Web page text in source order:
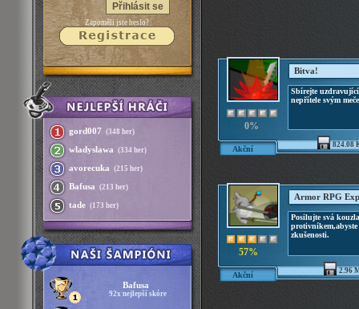
Přihlásit se
Zapoměli jste heslo?
gord007 (348 her)
wladyslawa (334 her)
avorecuka (215 her)
Bafusa (213 her)
tade (173 her)
Bafusa
92x nejlepší skóre
0%
Bitva!
Sbírejte
nepřítele svým
Akční 824.08
57%
Armor RPG
Posilujte svá
zkušenosti.
Akční 2.96